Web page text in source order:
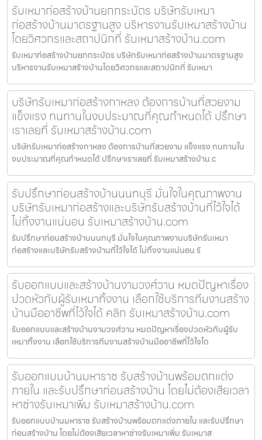
รับเหมาก่อสร้างบ้านยกกระบัตร บริษัทรับเหมา
ก่อสร้างบ้านมาตรฐานสูง บริหารงานรับเหมาสร้างบ้าน
โดยวิศวกรและสถาปนิกที่ รับเหมาสร้างบ้าน.com
รับเหมาก่อสร้างบ้านยกกระบัตร บริษัทรับเหมาก่อสร้างบ้านมาตรฐานสูง
บริหารงานรับเหมาสร้างบ้านโดยวิศวกรและสถาปนิกที่ รับเหมา
บริษัทรับเหมาก่อสร้างกาหลง ต้องการบ้านที่สวยงาม
แข็งแรง ทนทานในงบประมาณที่คุณกำหนดได้ ปรึกษา
เราเลยที่ รับเหมาสร้างบ้าน.com
บริษัทรับเหมาก่อสร้างกาหลง ต้องการบ้านที่สวยงาม แข็งแรง ทนทานใน
งบประมาณที่คุณกำหนดได้ ปรึกษาเราเลยที่ รับเหมาสร้างบ้าน.c
รับปรึกษาก่อนสร้างบ้านนนทบุรี มั่นใจในคุณภาพงาน
บริษัทรับเหมาก่อสร้างและบริษัทรับสร้างบ้านที่ไว้ใจได้
ไม่ทิ้งงานแน่นอน รับเหมาสร้างบ้าน.com
รับปรึกษาก่อนสร้างบ้านนนทบุรี มั่นใจในคุณภาพงานบริษัทรับเหมา
ก่อสร้างและบริษัทรับสร้างบ้านที่ไว้ใจได้ ไม่ทิ้งงานแน่นอน รั
รับออกแบบและสร้างบ้านงามวงศ์วาน หมดปัญหาเรื่อง
ปวดหัวกับผู้รับเหมาทิ้งงาน เลือกใช้บริการทีมงานสร้าง
บ้านมืออาชีพที่ไว้ใจได้ คลิก รับเหมาสร้างบ้าน.com
รับออกแบบและสร้างบ้านงามวงศ์วาน หมดปัญหาเรื่องปวดหัวกับผู้รับ
เหมาทิ้งงาน เลือกใช้บริการทีมงานสร้างบ้านมืออาชีพที่ไว้ใจได
รับออกแบบบ้านมหาราช รับสร้างบ้านพร้อมตกแต่ง
ภายใน และรับปรึกษาก่อนสร้างบ้าน โดยไม่ต้องเสียเวลา
หาช่างรับเหมาเพิ่ม รับเหมาสร้างบ้าน.com
รับออกแบบบ้านมหาราช รับสร้างบ้านพร้อมตกแต่งภายใน และรับปรึกษา
ก่อนสร้างบ้าน โดยไม่ต้องเสียเวลาหาช่างรับเหมาเพิ่ม รับเหมาส